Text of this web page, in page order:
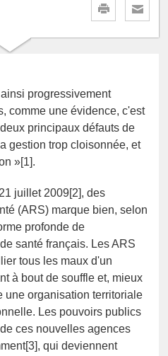
progressivement
comme une évidence, c'est
principaux défauts de
gestion trop cloisonnée, et
»[1].
juillet 2009[2], des
(ARS) marque bien, selon
profonde de
santé français. Les ARS
tous les maux d'un
à bout de souffle et, mieux
une organisation territoriale
Les pouvoirs publics
ces nouvelles agences
qui deviennent